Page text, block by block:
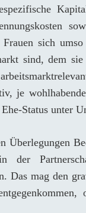
sich
sind, dem
je
Status unter
Überlegungen
der
Das mag den